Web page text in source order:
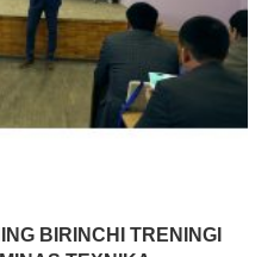
BIRINCHI TRENINGI